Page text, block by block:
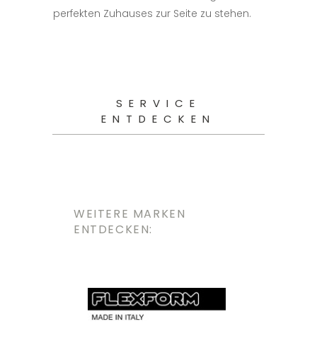
perfekten Zuhauses zur Seite zu stehen.
SERVICE
ENTDECKEN
WEITERE MARKEN
ENTDECKEN: